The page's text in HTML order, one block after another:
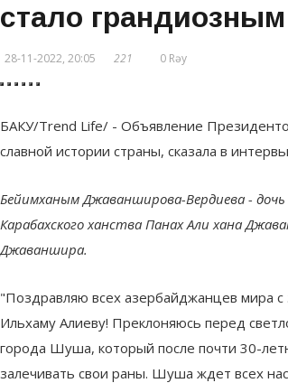
стало
28-11-2022, 20:05 221 0 Rəy
БАКУ/Trend Life/ - Объявление
славной истории страны, сказала в
Бейимханым Джаванширова-Вердиева -
Карабахского ханства Панах Али хана
Джаваншира.
"Поздравляю всех азербайджанцев мира
Ильхаму Алиеву! Преклоняюсь перед
города Шуша, который после почти 30-
залечивать свои раны. Шуша ждет всех